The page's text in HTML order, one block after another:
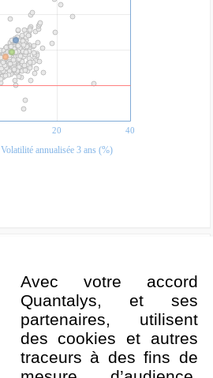
20 40
Volatilité annualisée 3 ans (%)
Par rapport à la Cat
9,05 %
-8,84 % Bon
Avec votre accord
Quantalys, et ses
partenaires, utilisent
des cookies et autres
traceurs à des fins de